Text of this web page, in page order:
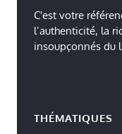
C'est votre
l’authenticité, la
insoupçonnés du
THÉMATIQUES